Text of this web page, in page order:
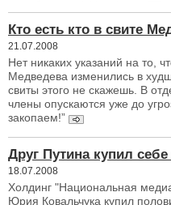
Кто есть кто в свите
21.07.2008
Нет никаких указаний на то,
Медведева изменились в
свиты этого не скажешь. В
члены опускаются уже до
закопаем!”
Друг Путина купил
18.07.2008
Холдинг "Национальная
Юрия Ковальчука купил